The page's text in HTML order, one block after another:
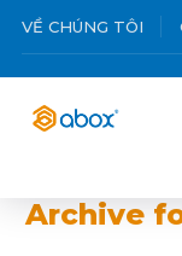
VỀ CHÚNG TÔI
Archive